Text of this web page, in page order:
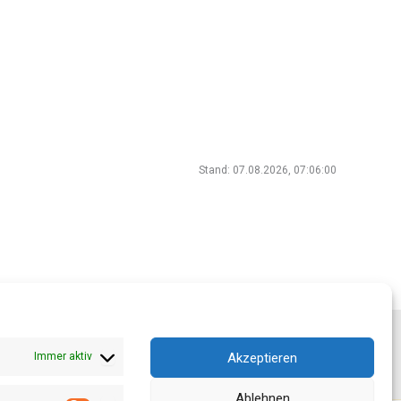
Immer aktiv Akzeptieren
Stand: 07.08.2026, 07:06:00